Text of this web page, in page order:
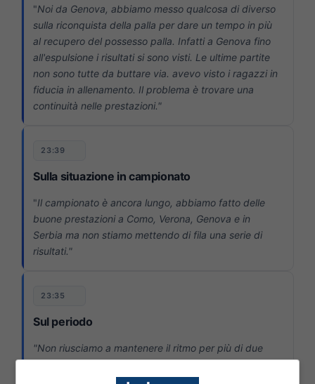
"Noi da Genova, abbiamo messo qualcosa di diverso
sulla riconquista della palla per dare un tempo in più
al recupero del possesso palla. Infatti a Genova fino
all'espulsione i risultati si sono visti. Le ultime partite
non sono tutte da buttare via. avevo visto i ragazzi in
fiducia in allenamento. Il problema è trovare una
continuità nelle prestazioni."
23:39
Sulla situazione in campionato
"Il campionato è ancora lungo, abbiamo fatto delle
buone prestazioni a Como, Verona, Genova e in
Serbia ma non stiamo mettendo di fila una serie di
risultati."
23:35
Sul periodo
"Non riusciamo a mantenere il ritmo per più di due
partite. Stiamo affrontando squadre molto più forti di
noi, stiamo alternando periodi in cui sembriamo in